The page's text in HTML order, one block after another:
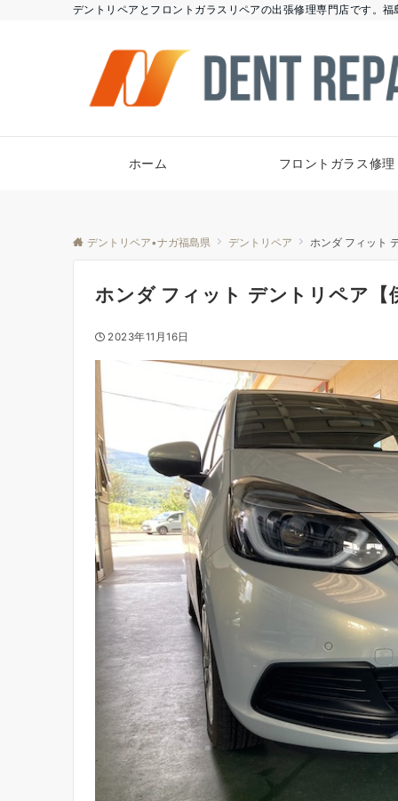
デントリペアとフロントガラスリペアの出張修理専門店です。
ホーム フロントガラス修
デントリペア•ナガ福島県 デントリペア ホンダ フィット
ホンダ フィット デントリペア【
2023年11月16日